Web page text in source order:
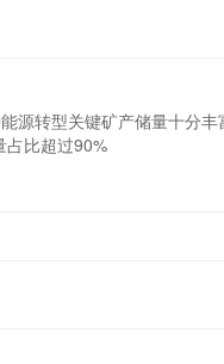
源转型关键矿产储量十分丰
占比超过90%